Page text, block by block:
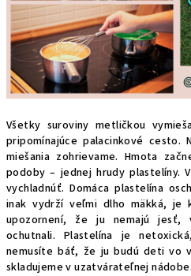
Všetky suroviny metličkou
pripomínajúce palacinkové cesto.
miešania zohrievame. Hmota
podoby – jednej hrudy plastelíny.
vychladnúť. Domáca plastelína
inak vydrží veľmi dlho mäkká, je
upozornení, že ju nemajú jesť,
ochutnali. Plastelína je
nemusíte báť, že ju budú deti vo
skladujeme v uzatvárateľnej nádobe.